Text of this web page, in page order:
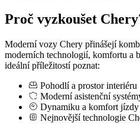
Proč vyzkoušet
Moderní vozy Chery přinášejí
moderních technologií, komfortu a
ideální příležitostí poznat:
Pohodlí a prostor interiéru
Moderní asistenční
Dynamiku a komfort jízdy
Nejnovější technologie